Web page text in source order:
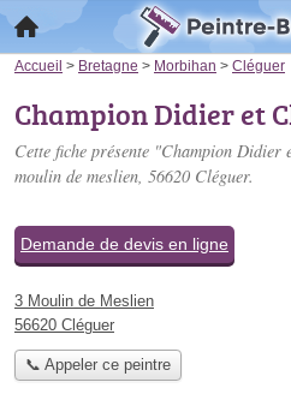
Accueil > Bretagne > Morbihan > Cléguer
Champion Didier et
Cette fiche présente "Champion
moulin de meslien, 56620 Cléguer.
Demande de devis en ligne
3 Moulin de Meslien
56620 Cléguer
📞 Appeler ce peintre